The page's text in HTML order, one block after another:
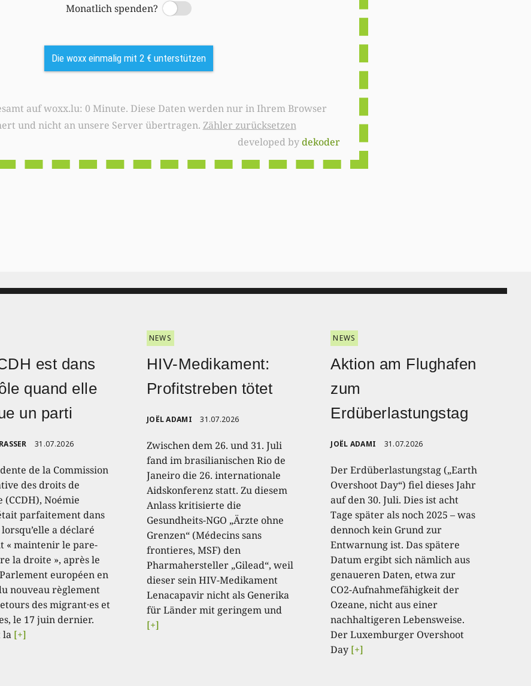
Monatlich spenden?
Switch
Die woxx einmalig mit 2 € unterstützen
Diese Daten werden nur in Ihrem Browser
und nicht an unsere Server übertragen. Zähler zurücksetzen
developed bydekoder
est dans
quand elle
un parti
31.07.2026
de la Commission
des droits de
(CCDH), Noémie
parfaitement dans
a déclaré
« maintenir le pare-
la droite », après le
européen en
nouveau règlement
des migrant·es et
le 17 juin dernier.
la [+]
NEWS
HIV-Medikament:
Profitstreben tötet
JOËL ADAMI 31.07.2026
Zwischen dem 26. und 31. Juli
fand im brasilianischen Rio de
Janeiro die 26. internationale
Aidskonferenz statt. Zu diesem
Anlass kritisierte die
Gesundheits-NGO „Ärzte ohne
Grenzen“ (Médecins sans
frontieres, MSF) den
Pharmahersteller „Gilead“, weil
dieser sein HIV-Medikament
Lenacapavir nicht als Generika
für Länder mit geringem und
[+]
NEWS
Aktion am Flughafen
zum
Erdüberlastungstag
JOËL ADAMI 31.07.2026
Der Erdüberlastungstag („Earth
Overshoot Day“) fiel dieses Jahr
auf den 30. Juli. Dies ist acht
Tage später als noch 2025 – was
dennoch kein Grund zur
Entwarnung ist. Das spätere
Datum ergibt sich nämlich aus
genaueren Daten, etwa zur
CO2-Aufnahmefähigkeit der
Ozeane, nicht aus einer
nachhaltigeren Lebensweise.
Der Luxemburger Overshoot
Day [+]